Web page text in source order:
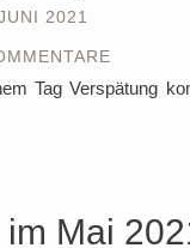
2021
Tag Verspätung